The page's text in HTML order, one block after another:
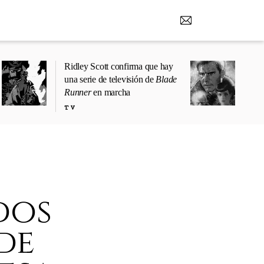
Ridley Scott confirma que hay
una serie de televisión de Blade
Runneren marcha
TV